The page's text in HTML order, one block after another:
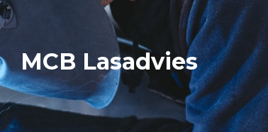
MCB Lasadvies